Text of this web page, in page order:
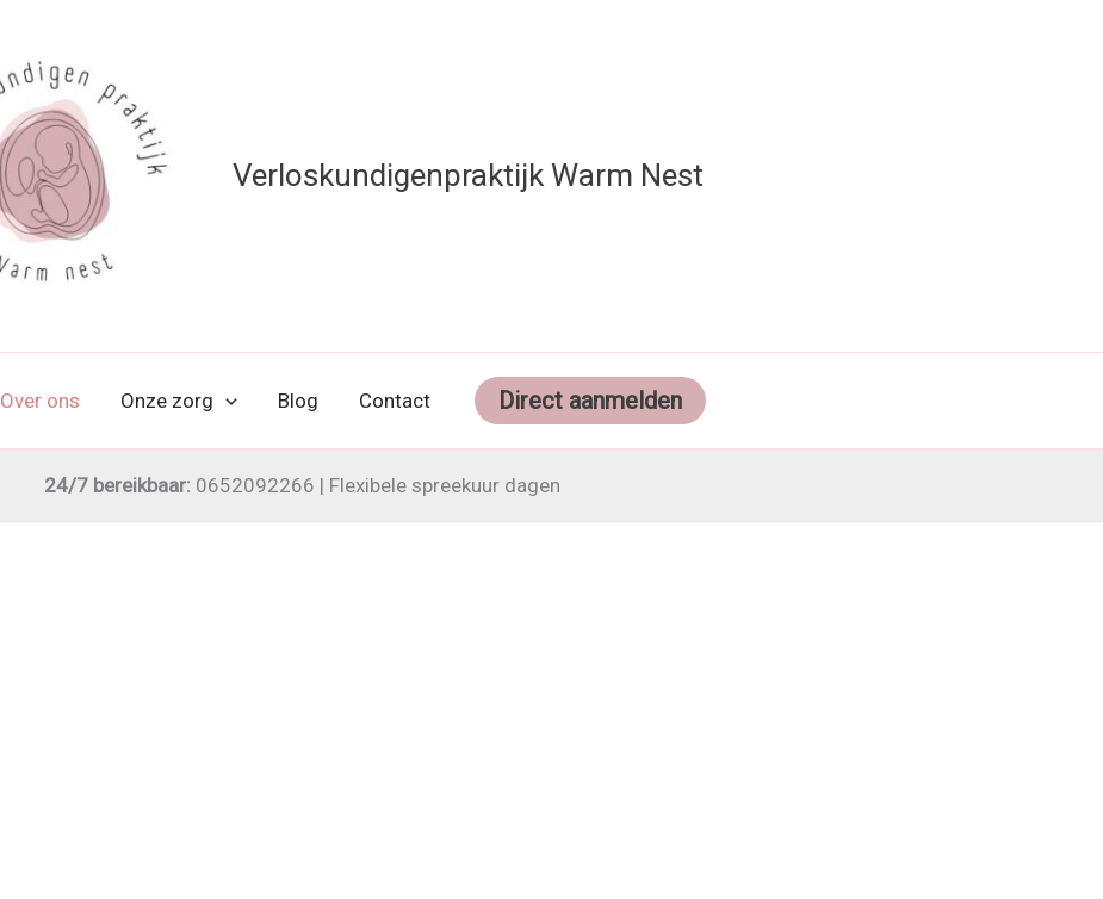
Verloskundigenpraktijk Warm Nest
Over ons Onze zorg Blog Contact Direct aanmelden
24/7 bereikbaar: 0652092266 | Flexibele spreekuur dagen